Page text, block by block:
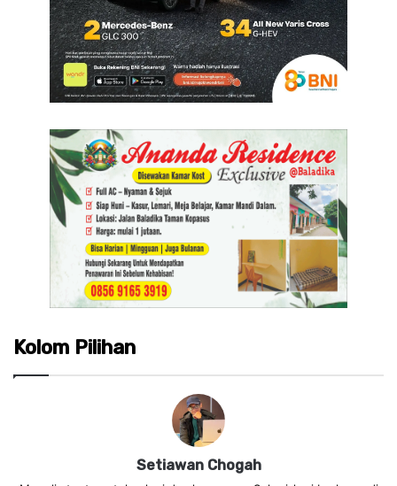
Kolom Pilihan
Setiawan Chogah